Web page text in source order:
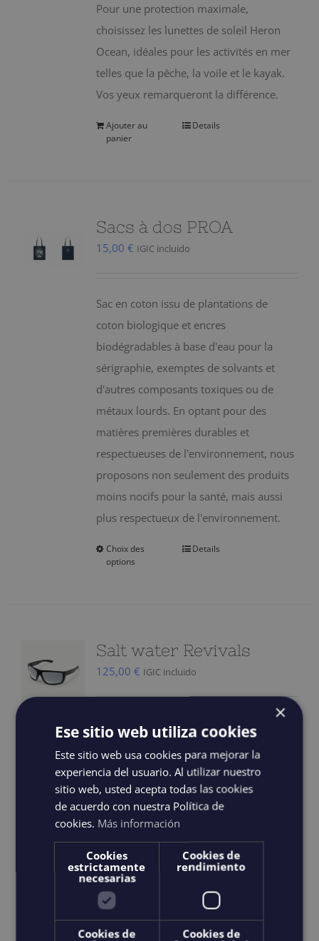
Pour une protection maximale,
choisissez les lunettes de soleil Heron
Ocean, idéales pour les activités en mer
telles que la pêche, la voile et le kayak.
Vos yeux remarqueront la différence.
Ajouter au
panier
Details
Sacs à dos PROA
15,00 € IGIC incluido
Sac en coton issu de plantations de
coton biologique et encres
biodégradables à base d'eau pour la
sérigraphie, exemptes de solvants et
d'autres composants toxiques ou de
métaux lourds. En optant pour des
matières premières durables et
respectueuses de l'environnement, nous
proposons non seulement des produits
moins nocifs pour la santé, mais aussi
plus respectueux de l'environnement.
Choix des
options
Ce
Les
sur
la
page
produit
Details
Salt water Revivals
125,00 € IGIC incluido
Les lunettes de protection Saltwater
Revivals sont équipées d'un système
optique V52® exceptionnellement clair
et polarisé. Les verres teintés en gris
améliorent la perception des couleurs et
miroirs pour protéger de la lumière
intense du soleil, ce qui les rend idéales
pour naviguer, naviguer et encore
naviguer. La structure durable est
×
Ese sitio web utiliza cookies
Este sitio web usa cookies para mejorar la
experiencia del usuario. Al utilizar nuestro
sitio web, usted acepta todas las cookies
de acuerdo con nuestra Política de
cookies. Más información
Cookies
estrictamente
necesarias
Cookies de
rendimiento
Cookies de
Cookies de